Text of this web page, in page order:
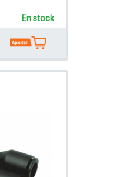
En stock